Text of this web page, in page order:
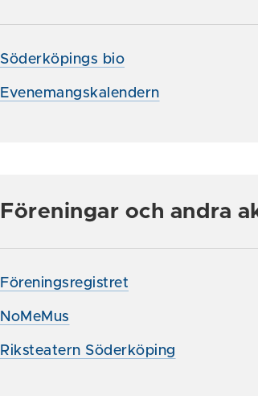
Söderköpings bio
Evenemangskalendern
Föreningar och andra
Föreningsregistret
NoMeMus
Riksteatern Söderköping